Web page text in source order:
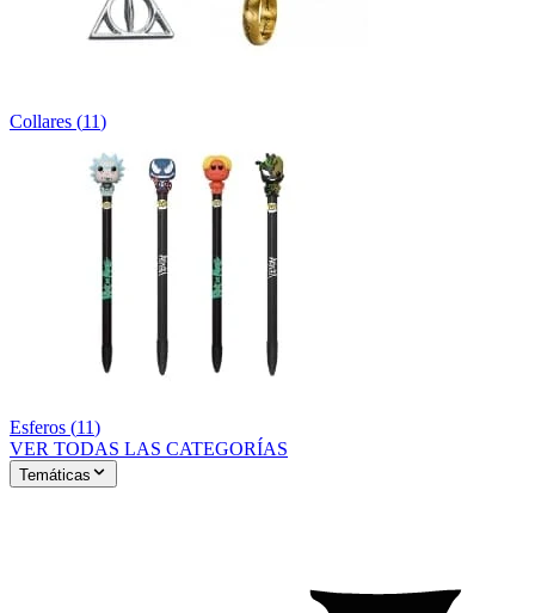
Collares (11)
Esferos (11)
VER TODAS LAS CATEGORÍAS
Temáticas